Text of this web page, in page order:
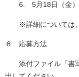
6. 5月18日（金）鯖
※詳細については、
６ 応募方法
添付ファイル「書写